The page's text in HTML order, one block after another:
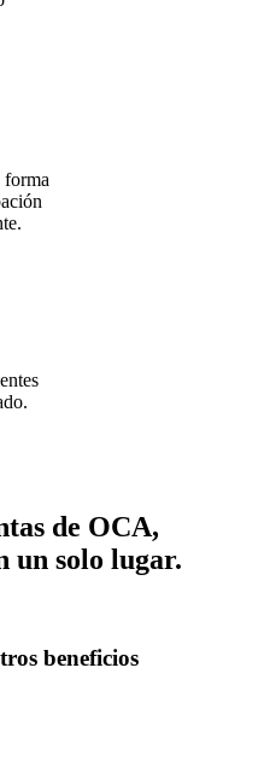
forma
de OCA,
un solo lugar.
beneficios